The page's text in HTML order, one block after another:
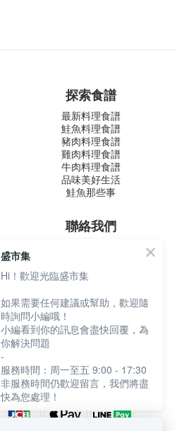
探索食譜
最新料理食譜
鮭魚料理食譜
豬肉料理食譜
雞肉料理食譜
牛肉料理食譜
品味美好生活
鮭魚那些事
聯絡我們
盛和風食集文化股份有限公司
周一至五 9:00-12:30 ∣ 13:30-
客服專線：02-2795-5800
台北市內湖區南京東路六段
487號9F
盛市集
Hi！歡迎光臨盛市集
如果需要任何建議或幫助，歡迎隨
時詢問小編哦！
小編看到你的訊息會盡快回覆，為
你解決問題
-
服務時間：周一至五 9:00 - 17:30
非服務時間仍歡迎留言，我們將盡
快為您處理！